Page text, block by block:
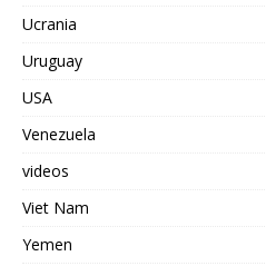
Ucrania
Uruguay
USA
Venezuela
videos
Viet Nam
Yemen